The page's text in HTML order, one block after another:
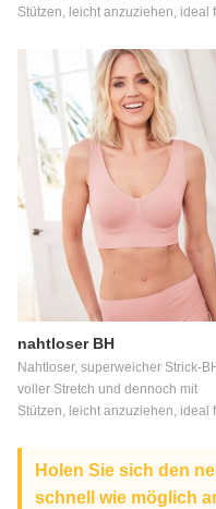
Stützen, leicht anzuziehen, ideal
mit Operationen sowie täglichen
Komfort große Fabrikversorgung
gutes Preis-Leistungs-Verhältnis
nahtloser BH
Nahtloser, superweicher Strick-
voller Stretch und dennoch mit
Stützen, leicht anzuziehen, ideal
Komfort große Fabrikversorgung
gutes Preis-Leistungs-Verhältnis
Holen Sie sich den
schnell wie möglich